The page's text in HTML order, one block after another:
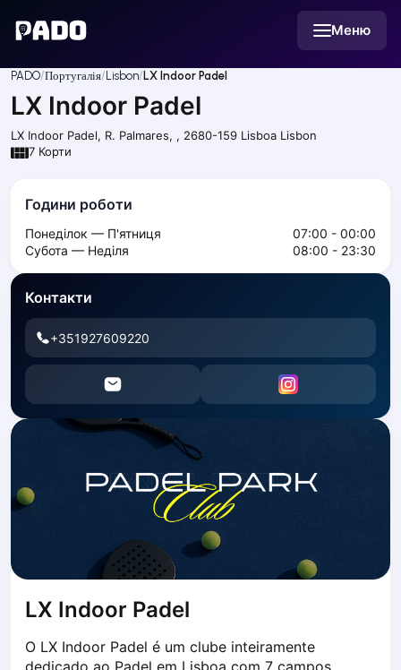
Меню
Українська
Русский
English Cities
Prague
Batumi
Budapest
Riga
Arlamow
Bialystok
Bielsko-Biala
Bolesławiec
Bydgoszcz
Chojnice
Czestochowa
Dabrowa Gornicza
Elblag
Gdansk
Gdynia
Katowice
Katowice Area
Kielce
Kościerzyna
Krakow
PADO Португалія Lisbon LX Indoor Padel
LX Indoor Padel
LX Indoor Padel, R. Palmares, , 2680-159 Lisboa Lisbon
7 Корти
LX Indoor Padel
O LX Indoor Padel é um clube inteiramente
dedicado ao Padel em Lisboa com 7 campos
Години роботи
Понеділок — П'ятниця
07:00 - 00:00
Субота — Неділя
08:00 - 23:30
Контакти
+351927609220